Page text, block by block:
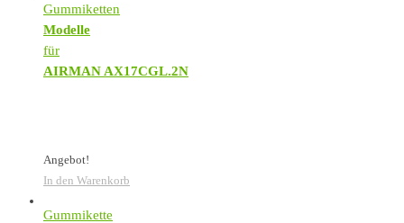
Gummiketten
Modelle
für
AIRMAN AX17CGL.2N
Angebot!
In den Warenkorb
Gummikette